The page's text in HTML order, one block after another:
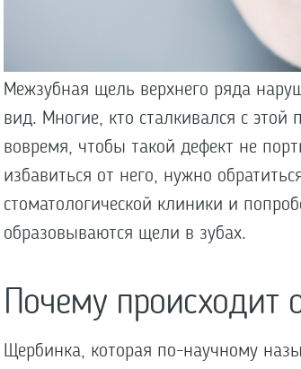
Межзубная щель верхнего ряда
вид. Многие, кто сталкивался с этой
вовремя, чтобы такой дефект не
избавиться от него, нужно
стоматологической клиники и
образовываются щели в зубах.
Почему происходит
Щербинка, которая по-научному